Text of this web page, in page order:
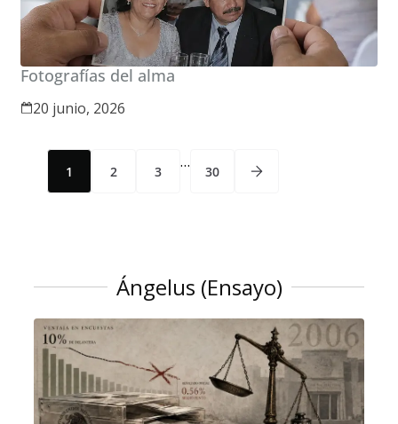
Fotografías del alma
20 junio, 2026
1 2 3 … 30
Ángelus (Ensayo)